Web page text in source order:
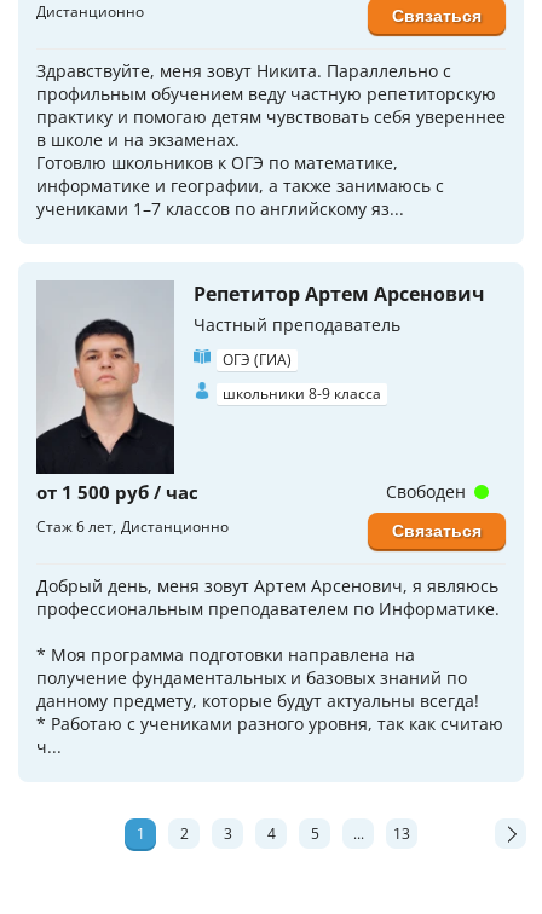
Дистанционно
Здравствуйте, меня зовут Никита. Параллельно с
профильным обучением веду частную репетиторскую
практику и помогаю детям чувствовать себя увереннее
в школе и на экзаменах.
Готовлю школьников к ОГЭ по математике,
информатике и географии, а также занимаюсь с
учениками 1–7 классов по английскому яз...
Связаться
Репетитор Артем Арсенович
Частный преподаватель
ОГЭ (ГИА)
школьники 8-9 класса
от 1 500 руб / час
Стаж 6 лет Дистанционно
Добрый день, меня зовут Артем Арсенович, я являюсь
профессиональным преподавателем по Информатике.
* Моя программа подготовки направлена на
получение фундаментальных и базовых знаний по
данному предмету, которые будут актуальны всегда!
* Работаю с учениками разного уровня, так как считаю
ч...
Свободен
Связаться
1 2 3 4 5 ... 13